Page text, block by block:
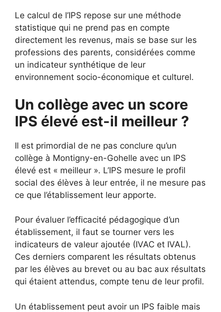
Le calcul de l’IPS repose sur une méthode
statistique qui ne prend pas en compte
directement les revenus, mais se base sur les
professions des parents, considérées comme
un indicateur synthétique de leur
environnement socio-économique et culturel.
Un collège avec un score
IPS élevé est-il meilleur ?
Il est primordial de ne pas conclure qu’un
collège à Montigny-en-Gohelle avec un IPS
élevé est « meilleur ». L’IPS mesure le profil
social des élèves à leur entrée, il ne mesure pas
ce que l’établissement leur apporte.
Pour évaluer l’efficacité pédagogique d’un
établissement, il faut se tourner vers les
indicateurs de valeur ajoutée (IVAC et IVAL).
Ces derniers comparent les résultats obtenus
par les élèves au brevet ou au bac aux résultats
qui étaient attendus, compte tenu de leur profil.
Un établissement peut avoir un IPS faible mais